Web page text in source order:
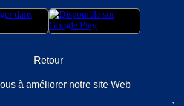
Retour
à améliorer notre site Web